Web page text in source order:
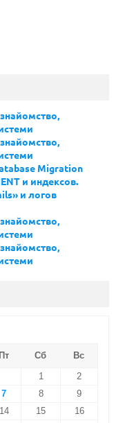
Migration
и индексов.
и логов
Пт Сб
Вс
1
2
7 8
9
14 15 16